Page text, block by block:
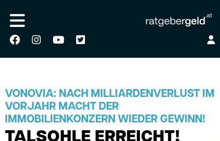
VONOVIA: NACH MILLIARDENVERLUST IM
VORJAHR MACHT DER
IMMOBILIENKONZERN WIEDER GEWINN!